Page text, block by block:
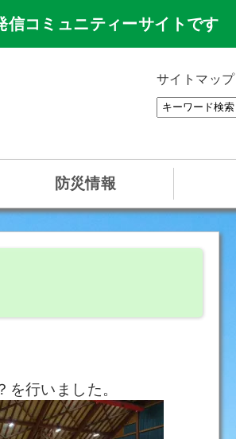
コミュニティーサイトです
サイトマップ
防災情報
行いました。